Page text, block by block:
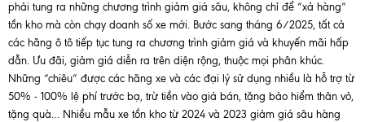
phải tung ra những chương trình giảm giá sâu, không chỉ để “xả hàng”
tồn kho mà còn chạy doanh số xe mới. Bước sang tháng 6/2025, tất cả
các hãng ô tô tiếp tục tung ra chương trình giảm giá và khuyến mãi hấp
dẫn. Ưu đãi, giảm giá diễn ra trên diện rộng, thuộc mọi phân khúc.
Những “chiêu” được các hãng xe và các đại lý sử dụng nhiều là hỗ trợ từ
50% - 100% lệ phí trước bạ, trừ tiền vào giá bán, tặng bảo hiểm thân vỏ,
tặng quà… Nhiều mẫu xe tồn kho từ 2024 và 2023 giảm giá sâu hàng